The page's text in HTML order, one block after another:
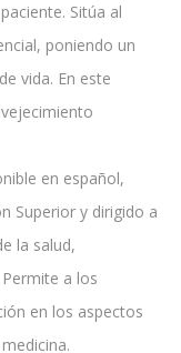
Sitúa al
poniendo un
vida. En este
en español,
Superior y dirigido a
la salud,
a los
en los aspectos